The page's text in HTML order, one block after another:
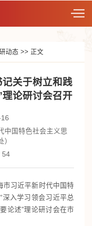
动态 >> 正文
关于树立和践
论研讨会召开
中国特色社会主义思
）
54
市习近平新时代中国特
入学习领会习近平总
论述”理论研讨会在市